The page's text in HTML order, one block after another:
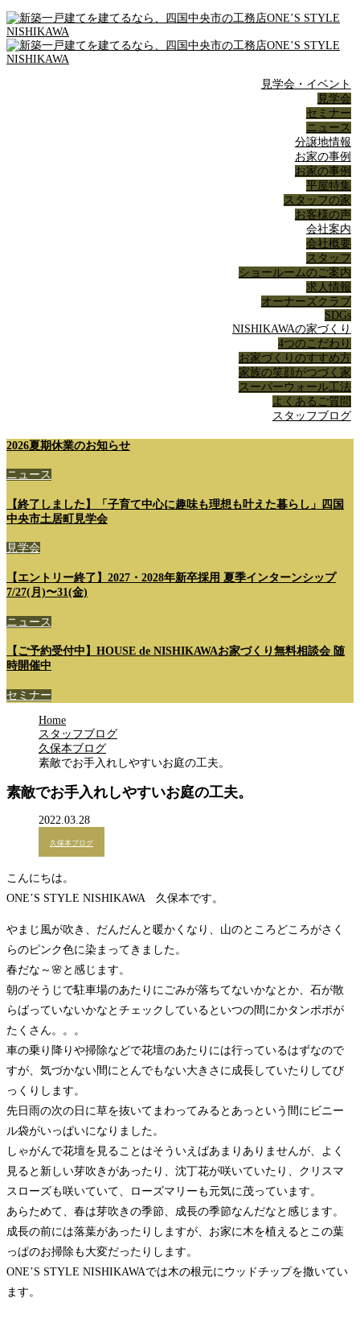
見学会・イベント
見学会
セミナー
ニュース
分譲地情報
お家の事例
お家の事例
平屋特集
スタッフの家
お客様の声
会社案内
会社概要
スタッフ
ショールームのご案内
求人情報
オーナーズクラブ
SDGs
NISHIKAWAの家づくり
4つのこだわり
お家づくりのすすめ方
家族の笑顔がつづく家
スーパーウォール工法
よくあるご質問
スタッフブログ
2026夏期休業のお知らせ
ニュース
【終了しました】「子育て中心に趣味も理想も叶えた暮らし」四国
中央市土居町見学会
見学会
【エントリー終了】2027・2028年新卒採用 夏季インターンシップ
7/27(月)〜31(金)
ニュース
【ご予約受付中】HOUSE de NISHIKAWAお家づくり無料相談会 随
時開催中
セミナー
Home
スタッフブログ
久保本ブログ
素敵でお手入れしやすいお庭の工夫。
素敵でお手入れしやすいお庭の工夫。
2022.03.28
久保本ブログ
こんにちは。
ONE’S STYLE NISHIKAWA 久保本です。
やまじ風が吹き、だんだんと暖かくなり、山のところどころがさく
らのピンク色に染まってきました。
春だな～🌸と感じます。
朝のそうじで駐車場のあたりにごみが落ちてないかなとか、石が散
らばっていないかなとチェックしているといつの間にかタンポポが
たくさん。。。
車の乗り降りや掃除などで花壇のあたりには行っているはずなので
すが、気づかない間にとんでもない大きさに成長していたりしてび
っくりします。
先日雨の次の日に草を抜いてまわってみるとあっという間にビニー
ル袋がいっぱいになりました。
しゃがんで花壇を見ることはそういえばあまりありませんが、よく
見ると新しい芽吹きがあったり、沈丁花が咲いていたり、クリスマ
スローズも咲いていて、ローズマリーも元気に茂っています。
あらためて、春は芽吹きの季節、成長の季節なんだなと感じます。
成長の前には落葉があったりしますが、お家に木を植えるとこの葉
っぱのお掃除も大変だったりします。
ONE’S STYLE NISHIKAWAでは木の根元にウッドチップを撒いてい
ます。